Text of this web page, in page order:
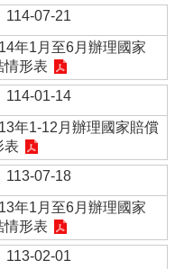
114-07-21
年1月至6月辦理國家
情形表
114-01-14
年1-12月辦理國家賠償
表
113-07-18
年1月至6月辦理國家
情形表
113-02-01